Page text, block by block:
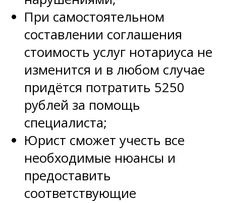
При самостоятельном
составлении соглашения
стоимость услуг нотариуса не
изменится и в любом случае
придётся потратить 5250
рублей за помощь
специалиста;
Юрист сможет учесть все
необходимые нюансы и
предоставить
соответствующие